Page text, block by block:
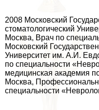
2008 Московский
стоматологический
Москва, Врач по
Московский
Университет им. А.И.
по специальности
медицинская академия
Москва,
специальности